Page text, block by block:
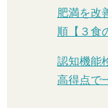
肥満を改
順【３食
認知機能
高得点で